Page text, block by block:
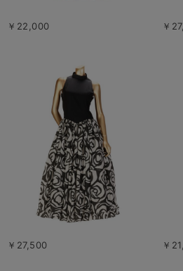
￥22,000 ￥
￥27,500 ￥